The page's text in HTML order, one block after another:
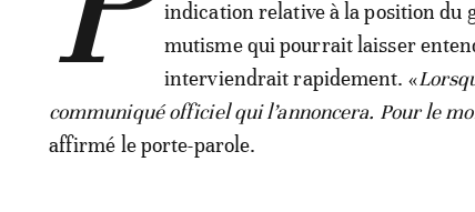
indication relative à la position du
mutisme qui pourrait laisser
interviendrait rapidement. «
communiqué officiel qui l’annoncera. Pour le
affirmé le porte-parole.